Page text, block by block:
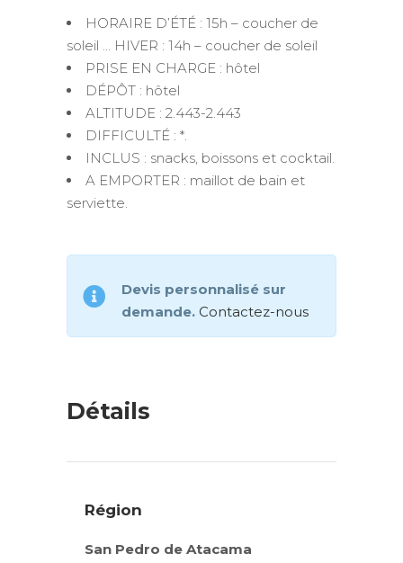
HORAIRE D’ÉTÉ : 15h – coucher de
soleil … HIVER : 14h – coucher de soleil
PRISE EN CHARGE : hôtel
DÉPÔT : hôtel
ALTITUDE : 2.443-2.443
DIFFICULTÉ : *.
INCLUS : snacks, boissons et cocktail.
A EMPORTER : maillot de bain et
serviette.
Devis personnalisé sur
demande. Contactez-nous
Détails
Région
San Pedro de Atacama